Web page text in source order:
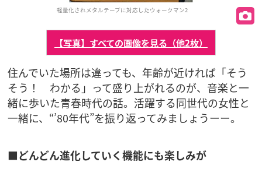
軽量化されメタルテープに対応したウォークマン2
【写真】すべての画像を見る（他2枚）
住んでいた場所は違っても、年齢が近ければ「そう
そう！ わかる」って盛り上がれるのが、音楽と一
緒に歩いた青春時代の話。活躍する同世代の女性と
一緒に、“’80年代”を振り返ってみましょうーー。
■どんどん進化していく機能にも楽しみが